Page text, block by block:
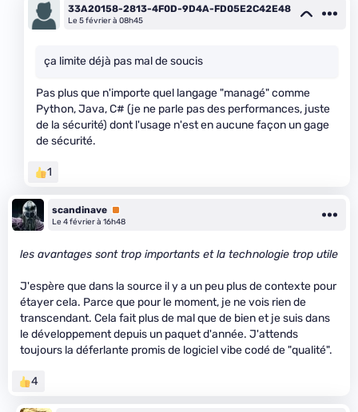
33A20158-2813-4F0D-9D4A-FD05E2C42E48
Le 5 février à 08h45
ça limite déjà pas mal de soucis
Pas plus que n'importe quel langage "managé" comme
Python, Java, C# (je ne parle pas des performances, juste
de la sécurité) dont l'usage n'est en aucune façon un gage
de sécurité.
1
scandinave Premium
Le 4 février à 16h48
les avantages sont trop importants et la technologie trop utile
J'espère que dans la source il y a un peu plus de contexte pour
étayer cela. Parce que pour le moment, je ne vois rien de
transcendant. Cela fait plus de mal que de bien et je suis dans
le développement depuis un paquet d'année. J'attends
toujours la déferlante promis de logiciel vibe codé de "qualité".
4